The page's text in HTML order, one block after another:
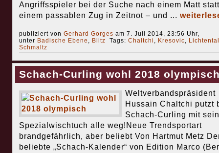
Angriffsspieler bei der Suche nach einem Matt
einem passablen Zug in Zeitnot – und ...
publiziert von Gerhard Gorges am 7. Juli 2014, 23:56 Uhr,
unter Badische Ebene , Blitz Tags: Chaltchi , Kresovic, Lichtental
Schmaltz
Schach-Curling wohl 2018
Weltverbandspräsident
Hussain Chaltchi putzt
Schach-Curling mit
Spezialwischtuch alle weg!Neue Trendsportart
brandgefährlich, aber beliebt Von Hartmut Metz
beliebte „Schach-Kalender“ von Edition Marco